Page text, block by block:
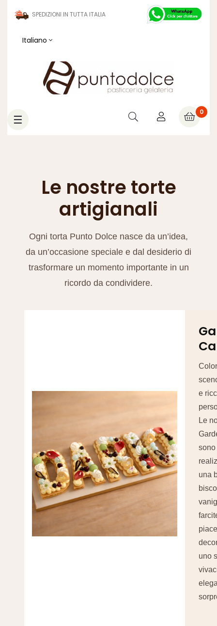
SPEDIZIONI IN TUTTA ITALIA
Italiano
0
navigazione
☰
Le nostre torte
artigianali
Ogni torta Punto Dolce nasce da un’idea,
da un’occasione speciale e dal desiderio di
trasformare un momento importante in un
ricordo da condividere.
e
Le
sono
una
uno